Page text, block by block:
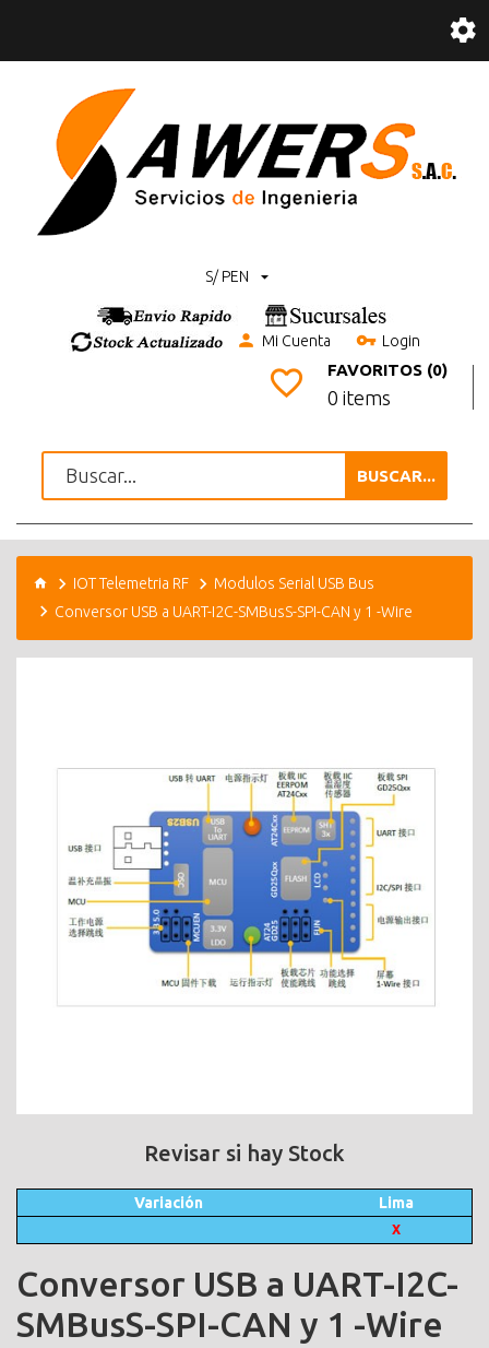
S/ PEN
Mi Cuenta Login
FAVORITOS (0)
0 items
BUSCAR...
IOT Telemetria RF
Modulos Serial USB Bus
Conversor USB a UART-I2C-SMBusS-SPI-CAN y 1 -Wire
Revisar si hay Stock
Variación Lima
X
Conversor USB a UART-I2C-
SMBusS-SPI-CAN y 1 -Wire